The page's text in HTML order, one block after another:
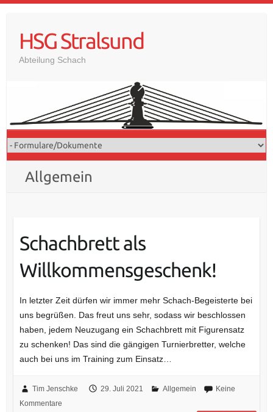
contentHSG Stralsund
Abteilung Schach
Allgemein
Schachbrett als
Willkommensgeschenk!
In letzter Zeit dürfen wir immer mehr Schach-Begeisterte bei
uns begrüßen. Das freut uns sehr, sodass wir beschlossen
haben, jedem Neuzugang ein Schachbrett mit Figurensatz
zu schenken! Das sind die gängigen Turnierbretter, welche
auch bei uns im Training zum Einsatz…
Tim Jenschke 29. Juli 2021 Allgemein
Keine
Kommentare